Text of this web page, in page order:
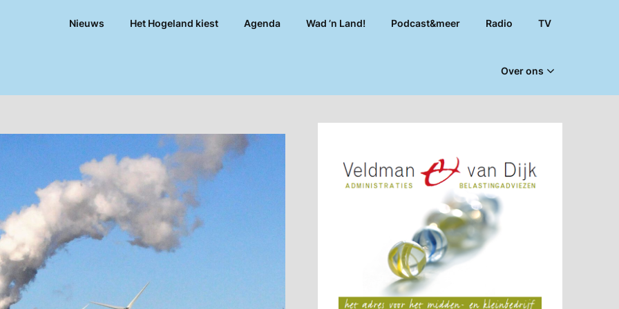
Nieuws Het Hogeland kiest Agenda Wad ’n Land! Podcast&meer Radio TV
Over ons